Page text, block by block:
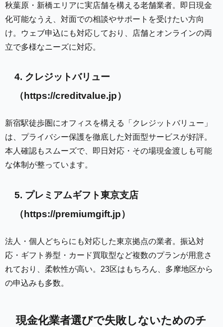
秋葉原・新橋エリアに実店舗を構える老舗業者。即日現金
化可能なうえ、対面での相談やサポートを受けたい方向
け。ウェブ申込にも対応しており、店舗とオンラインの両
立で多様なニーズに対応。
4. クレジットバリュー
（https://creditvalue.jp）
新宿駅徒歩圏にオフィスを構える「クレジットバリュー」
は、プライバシー保護を徹底した対面型サービスが好評。
本人確認もスムーズで、即日対応・その場現金渡しも可能
な体制が整っています。
5. プレミアムギフト東京支店
（https://premiumgift.jp）
法人・個人どちらにも対応した東京拠点の業者。振込対
応・ギフト券型・カード買取型など複数のプランが用意さ
れており、柔軟性が高い。23区はもちろん、多摩地区から
の申込みも多数。
現金化業者選びで失敗しないためのチ